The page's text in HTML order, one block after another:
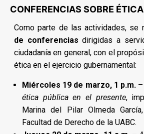
CONFERENCIAS SOBRE
Como parte de las actividades, se
de conferencias dirigidas a
ciudadanía en general, con el
ética en el ejercicio gubernamental:
Miércoles 19 de marzo, 1 p.m. –
ética pública en el presente,
Marina del Pilar Olmeda
Facultad de Derecho de la UABC.